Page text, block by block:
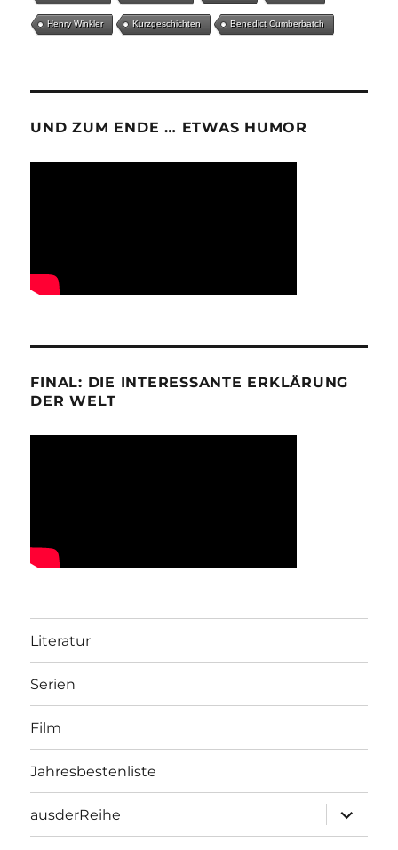
Henry Winkler Kurzgeschichten Benedict Cumberbatch
UND ZUM ENDE … ETWAS HUMOR
FINAL: DIE INTERESSANTE ERKLÄRUNG
DER WELT
Literatur
Serien
Film
Jahresbestenliste
ausderReihe
öffnen